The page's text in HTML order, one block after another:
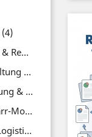
(4)
Dokumente, DMS & Reporting
Finanzen, Buchhaltung & Zahlungen
HR, Lohnabrechnung & Rekrutierung
Kostenlose Dolibarr-Module
Lager, Einkauf & Logistik